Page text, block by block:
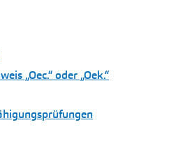
„Oec.“ oder „Oek.“